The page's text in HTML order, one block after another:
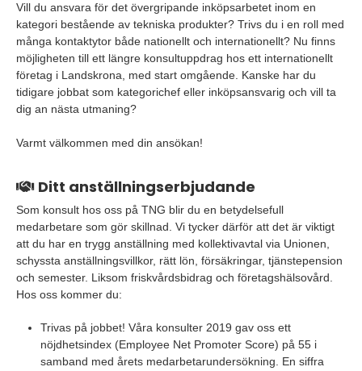
Vill du ansvara för det övergripande inköpsarbetet inom en
kategori bestående av tekniska produkter? Trivs du i en roll med
många kontaktytor både nationellt och internationellt? Nu finns
möjligheten till ett längre konsultuppdrag hos ett internationellt
företag i Landskrona, med start omgående. Kanske har du
tidigare jobbat som kategorichef eller inköpsansvarig och vill ta
dig an nästa utmaning?
Varmt välkommen med din ansökan!
Ditt anställningserbjudande
Som konsult hos oss på TNG blir du en betydelsefull
medarbetare som gör skillnad. Vi tycker därför att det är viktigt
att du har en trygg anställning med kollektivavtal via Unionen,
schyssta anställningsvillkor, rätt lön, försäkringar, tjänstepension
och semester. Liksom friskvårdsbidrag och företagshälsovård.
Hos oss kommer du:
Trivas på jobbet! Våra konsulter 2019 gav oss ett
nöjdhetsindex (Employee Net Promoter Score) på 55 i
samband med årets medarbetarundersökning. En siffra